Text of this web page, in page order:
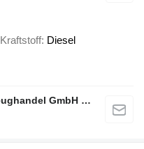
Kraftstoff Diesel
M.O. Baumaschinen & Nutzfahrzeughandel GmbH & CO.